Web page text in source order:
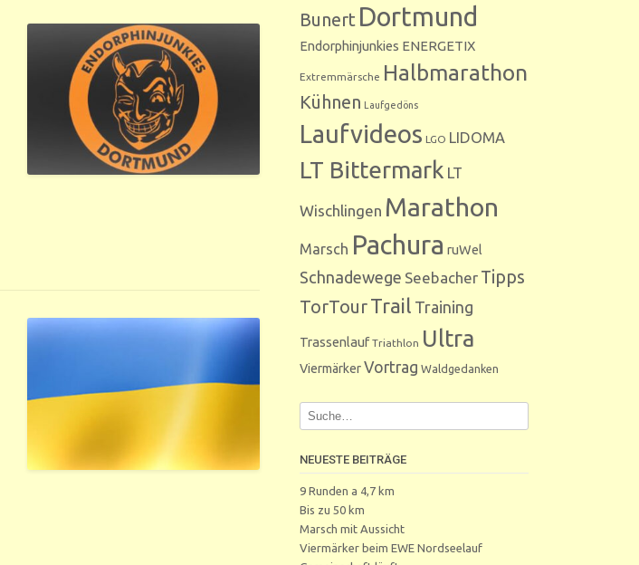
Bunert Dortmund
Endorphinjunkies ENERGETIX
Extremmärsche Halbmarathon
Kühnen Laufgedöns
Laufvideos LGO LIDOMA
LT Bittermark LT
Wischlingen Marathon
Marsch Pachura ruWel
Schnadewege Seebacher Tipps
TorTourTrail Training
Trassenlauf Triathlon Ultra
ViermärkerVortrag Waldgedanken
NEUESTE BEITRÄGE
9 Runden a 4,7 km
Bis zu 50 km
Marsch mit Aussicht
Viermärker beim EWE Nordseelauf